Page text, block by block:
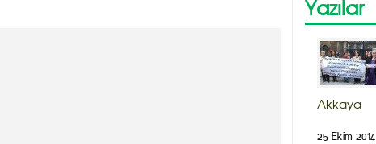
Yazılar
Akkaya
25 Ekim 2014